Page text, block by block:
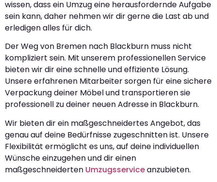
wissen, dass ein Umzug eine herausfordernde Aufgabe
sein kann, daher nehmen wir dir gerne die Last ab und
erledigen alles für dich.
Der Weg von Bremen nach Blackburn muss nicht
kompliziert sein. Mit unserem professionellen Service
bieten wir dir eine schnelle und effiziente Lösung.
Unsere erfahrenen Mitarbeiter sorgen für eine sichere
Verpackung deiner Möbel und transportieren sie
professionell zu deiner neuen Adresse in Blackburn.
Wir bieten dir ein maßgeschneidertes Angebot, das
genau auf deine Bedürfnisse zugeschnitten ist. Unsere
Flexibilität ermöglicht es uns, auf deine individuellen
Wünsche einzugehen und dir einen
maßgeschneiderten Umzugsserviceanzubieten.